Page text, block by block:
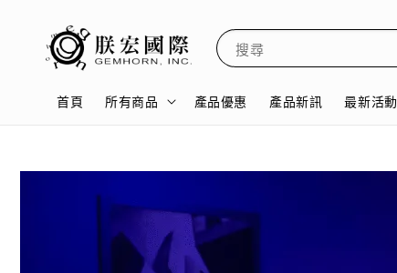
搜尋
首頁 所有商品 產品優惠 產品新訊 最新活動